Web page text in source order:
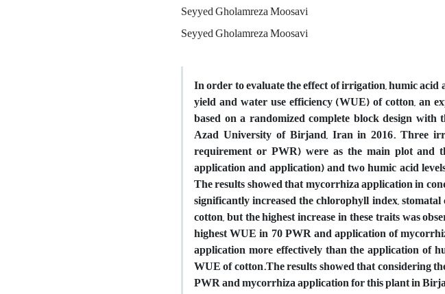
Seyyed Gholamreza Moosavi
Seyyed Gholamreza Moosavi
In order to evaluate the effect of irrigation, humic
yield and water use efficiency (WUE) of cotton, an
based on a randomized complete block design
Azad University of Birjand, Iran in 2016. Three
requirement or PWR) were as the main plot and
application and application) and two humic acid
The results showed that mycorrhiza application in
significantly increased the chlorophyll index,
cotton, but the highest increase in these traits was
highest WUE in 70 PWR and application of
application more effectively than the application of
WUE of cotton.The results showed that considering
PWR and mycorrhiza application for this plant in